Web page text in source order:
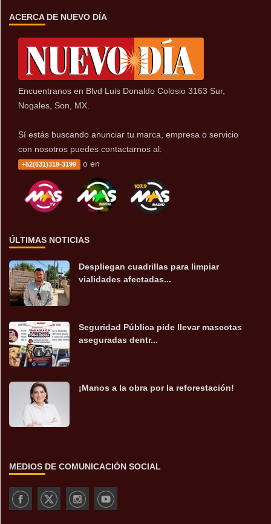
ACERCA DE NUEVO DÍA
Encuentranos en Blvd Luis Donaldo Colosio 3163 Sur,
Nogales, Son, MX.
Sí estás buscando anunciar tu marca, empresa o servicio
con nosotros puedes contactarnos al:
+52(631)319-3199 o en
ÚLTIMAS NOTICIAS
Despliegan cuadrillas para limpiar
vialidades afectadas...
Seguridad Pública pide llevar mascotas
aseguradas dentr...
¡Manos a la obra por la reforestación!
MEDIOS DE COMUNICACIÓN SOCIAL